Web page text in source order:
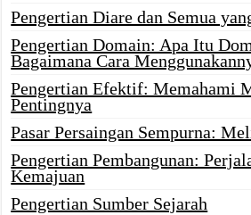
Pengertian Diare dan Semua
Pengertian Domain: Apa Itu
Bagaimana Cara
Pengertian Efektif: Memahami
Pentingnya
Pasar Persaingan Sempurna:
Pengertian Pembangunan:
Kemajuan
Pengertian Sumber Sejarah